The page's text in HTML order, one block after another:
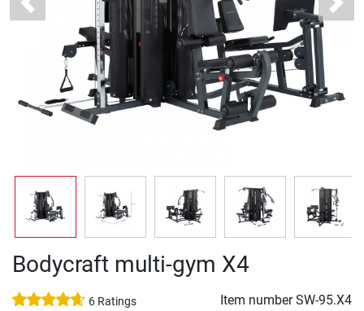
Previous Next
Bodycraft multi-gym X4
6 Ratings Item numberSW-95.X4